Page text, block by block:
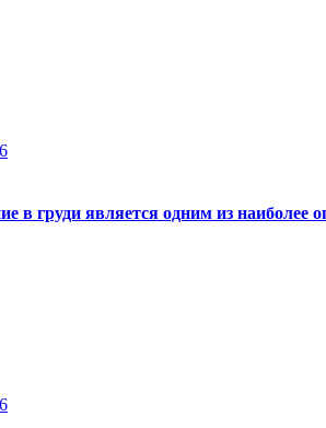
в груди является одним из наиболее